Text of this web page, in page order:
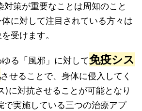
対策が重要なことは周知のこと
に対して注目されている方々は
受けます。
る「風邪」に対して免疫シス
させることで、身体に侵入してく
)に対抗させることが可能となり
で実施している三つの治療アプ